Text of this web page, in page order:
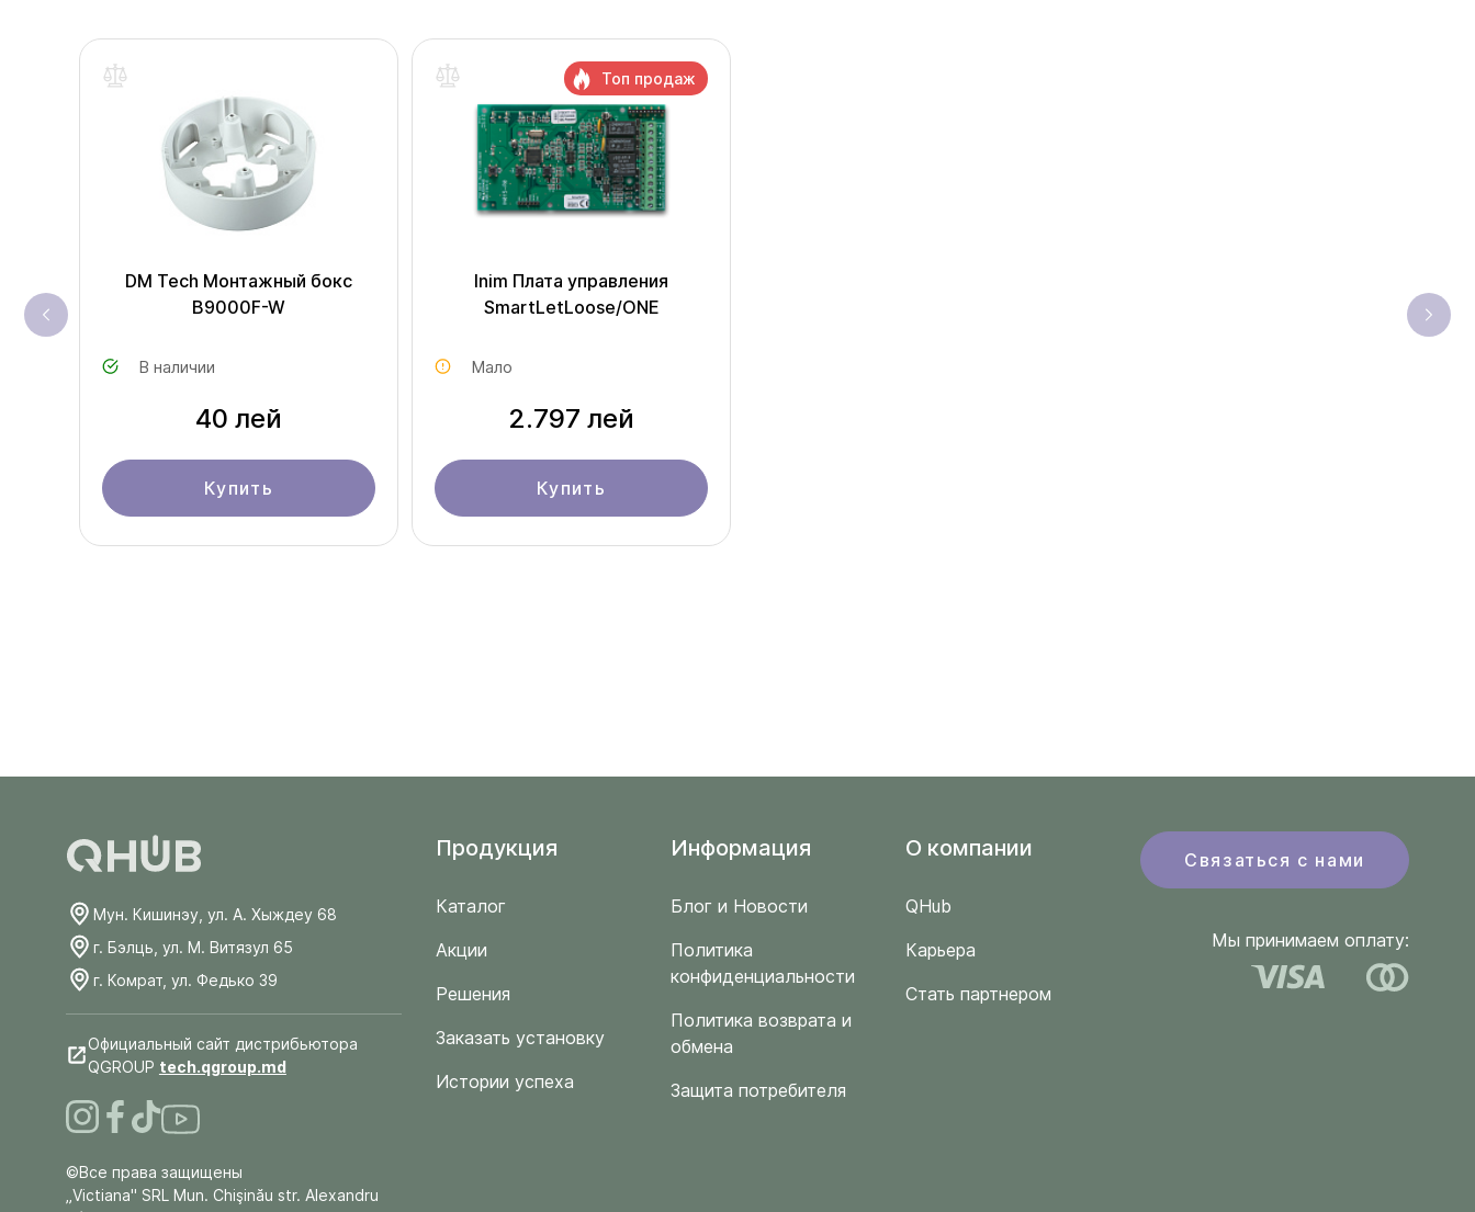
DM Tech Монтажный бокс
B9000F-W
В наличии
40 лей
Купить
Inim Плата управления
SmartLetLoose/ONE
Мало
2.797 лей
Купить
Топ продаж
Мун. Кишинэу, ул. А. Хыждеу 68
г. Бэлць, ул. М. Витязул 65
г. Комрат, ул. Федько 39
Официальный сайт дистрибьютора
QGROUP tech.qgroup.md
©Все права защищены
„Victiana" SRL Mun. Chişinău str. Alexandru
Продукция
Каталог
Акции
Решения
Заказать установку
Истории успеха
Информация
Блог и Новости
Политика
конфиденциальности
Политика возврата и
обмена
Защита потребителя
O компании
QHub
Карьера
Стать партнером
Связаться с нами
Мы принимаем оплату: